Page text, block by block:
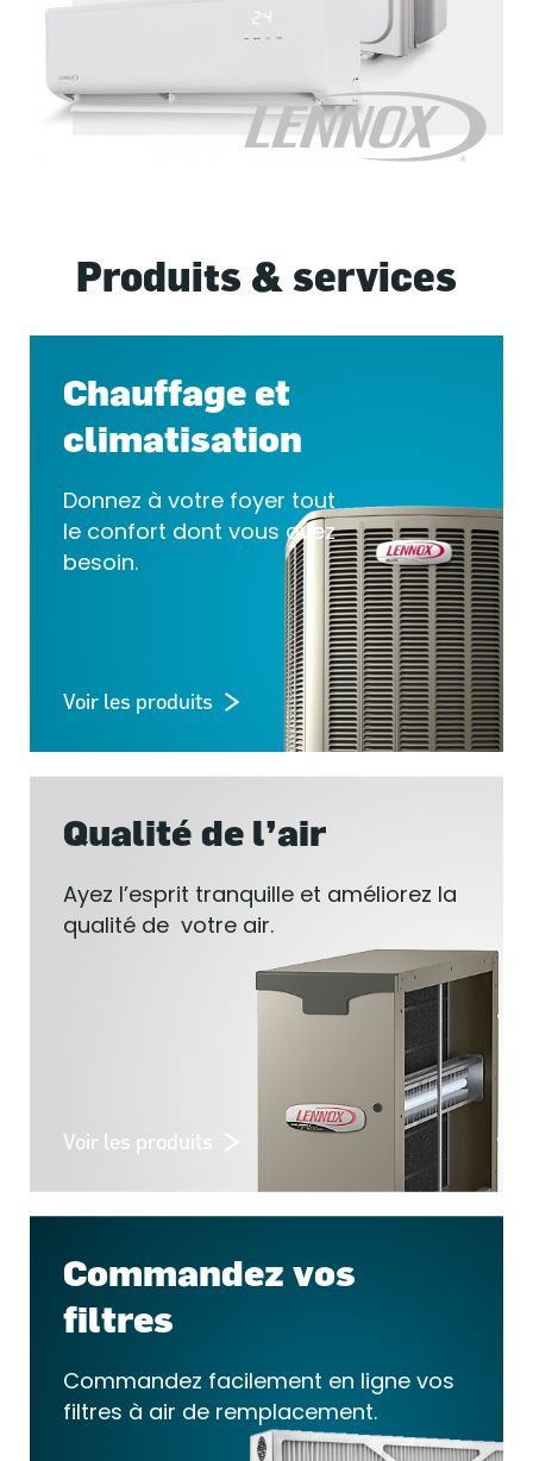
Produits & services
Chauffage et
climatisation
Donnez à votre foyer tout
le confort dont vous avez
besoin.
Voir les produits
Qualité de l’air
Ayez l’esprit tranquille et améliorez la
qualité de votre air.
Voir les produits
Commandez vos
filtres
Commandez facilement en ligne vos
filtres à air de remplacement.